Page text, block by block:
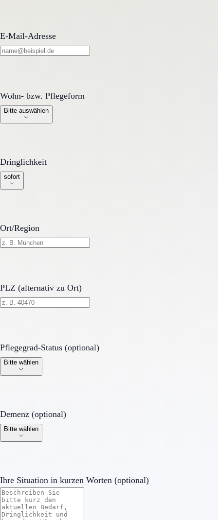
E-Mail-Adresse
Wohn- bzw. Pflegeform
Wohn- bzw. Pflegeform
Bitte auswählen
Dringlichkeit
Dringlichkeit
sofort
Ort/Region
PLZ (alternativ zu Ort)
Pflegegrad-Status (optional)
Pflegegrad-Status (optional)
Bitte wählen
Demenz (optional)
Demenz (optional)
Bitte wählen
Ihre Situation in kurzen Worten (optional)